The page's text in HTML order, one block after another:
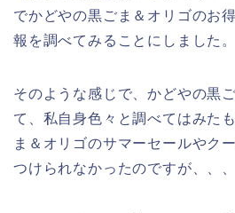
でかどやの黒ごま＆オリゴのお
報を調べてみることにしました。
そのような感じで、かどやの黒
て、私自身色々と調べてはみた
ま＆オリゴのサマーセールやク
つけられなかったのですが、、、